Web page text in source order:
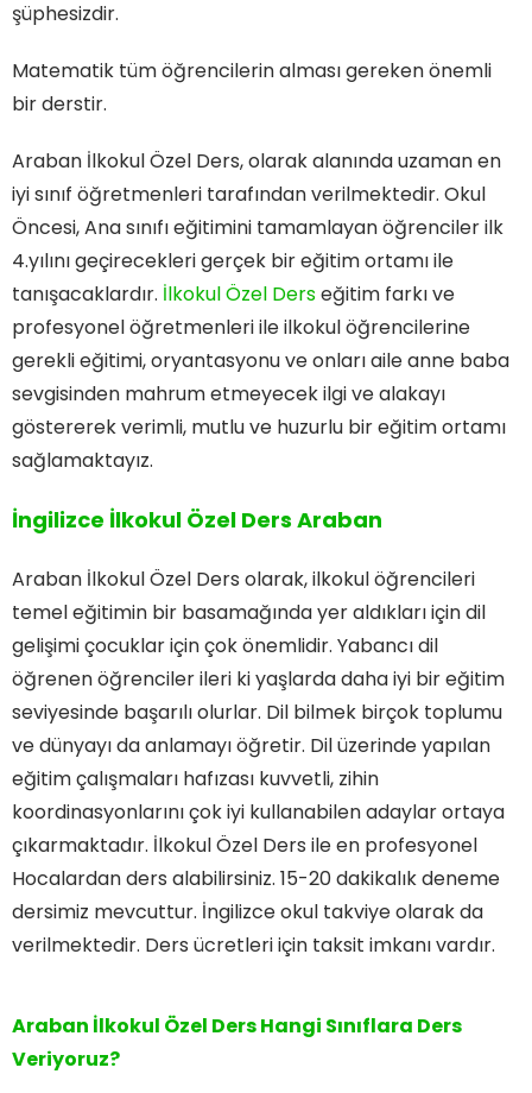
şüphesizdir.
Matematik tüm öğrencilerin alması gereken önemli
bir derstir.
Araban İlkokul Özel Ders, olarak alanında uzaman en
iyi sınıf öğretmenleri tarafından verilmektedir. Okul
Öncesi, Ana sınıfı eğitimini tamamlayan öğrenciler ilk
4.yılını geçirecekleri gerçek bir eğitim ortamı ile
tanışacaklardır. İlkokul Özel Derseğitim farkı ve
profesyonel öğretmenleri ile ilkokul öğrencilerine
gerekli eğitimi, oryantasyonu ve onları aile anne baba
sevgisinden mahrum etmeyecek ilgi ve alakayı
göstererek verimli, mutlu ve huzurlu bir eğitim ortamı
sağlamaktayız.
İngilizce İlkokul Özel Ders Araban
Araban İlkokul Özel Ders olarak, ilkokul öğrencileri
temel eğitimin bir basamağında yer aldıkları için dil
gelişimi çocuklar için çok önemlidir. Yabancı dil
öğrenen öğrenciler ileri ki yaşlarda daha iyi bir eğitim
seviyesinde başarılı olurlar. Dil bilmek birçok toplumu
ve dünyayı da anlamayı öğretir. Dil üzerinde yapılan
eğitim çalışmaları hafızası kuvvetli, zihin
koordinasyonlarını çok iyi kullanabilen adaylar ortaya
çıkarmaktadır. İlkokul Özel Ders ile en profesyonel
Hocalardan ders alabilirsiniz. 15-20 dakikalık deneme
dersimiz mevcuttur. İngilizce okul takviye olarak da
verilmektedir. Ders ücretleri için taksit imkanı vardır.
Araban İlkokul Özel Ders Hangi Sınıflara Ders
Veriyoruz?